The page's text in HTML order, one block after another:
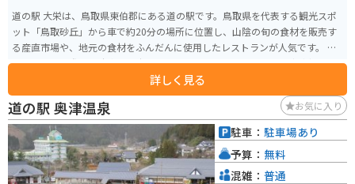
道の駅 大栄は、鳥取県東伯郡にある道の駅です。鳥取県を代表する観光スポ
ット「鳥取砂丘」から車で約20分の場所に位置し、山陰の旬の食材を販売す
る産直市場や、地元の食材をふんだんに使用したレストランが人気です。 バ
イクで訪れる際は、駐車場も広々としているため安心です。鳥取砂丘方面へ
のアクセスも良好なので、ツーリングの休憩スポットとしても最適です。 地
元の特産品である二十世紀梨を使ったソフトクリームやジュースは、道の駅
大栄の名物として人気があります。 また、隣接する「ふれあい会館」では、
地元の伝統工芸品や民芸品の展示、販売も行なっており、鳥取県の文化に触
れることもできます。
詳しく見る
道の駅 奥津温泉 お気に入り
駐車： 駐車場あり
予算： 無料
混雑： 普通